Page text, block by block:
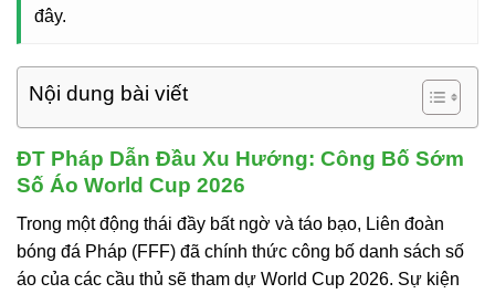
đây.
Nội dung bài viết
ĐT Pháp Dẫn Đầu Xu Hướng: Công Bố Sớm
Số Áo World Cup 2026
Trong một động thái đầy bất ngờ và táo bạo, Liên đoàn
bóng đá Pháp (FFF) đã chính thức công bố danh sách số
áo của các cầu thủ sẽ tham dự World Cup 2026. Sự kiện